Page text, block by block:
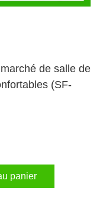
de salle de
(SF-
panier